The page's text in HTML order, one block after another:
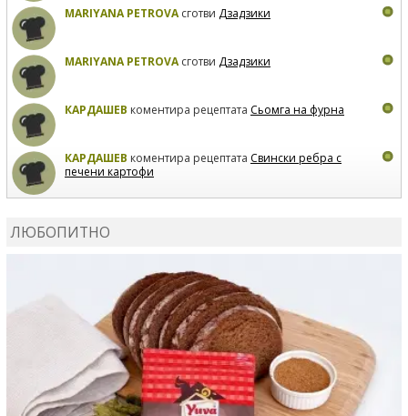
MARIYANA PETROVAсготви Дзадзики
MARIYANA PETROVAсготви Дзадзики
КАРДАШЕВ коментира рецептата Сьомга на фурна
КАРДАШЕВ коментира рецептата Свински ребра с
печени картофи
ЛЮБОПИТНО